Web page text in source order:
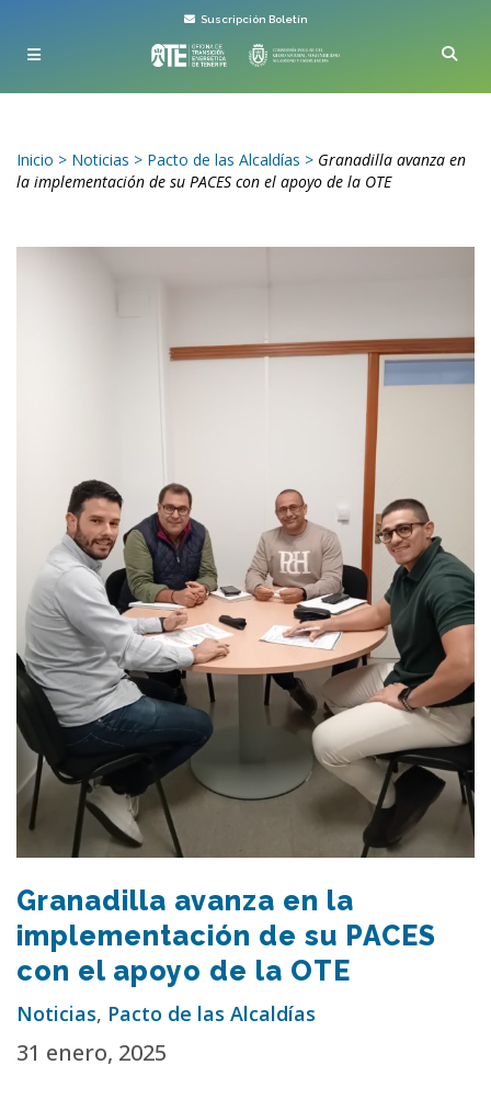
Suscripción Boletín
Inicio > Noticias > Pacto de las Alcaldías > Granadilla avanza en
la implementación de su PACES con el apoyo de la OTE
Granadilla avanza en la
implementación de su PACES
con el apoyo de la OTE
Noticias, Pacto de las Alcaldías
31 enero, 2025